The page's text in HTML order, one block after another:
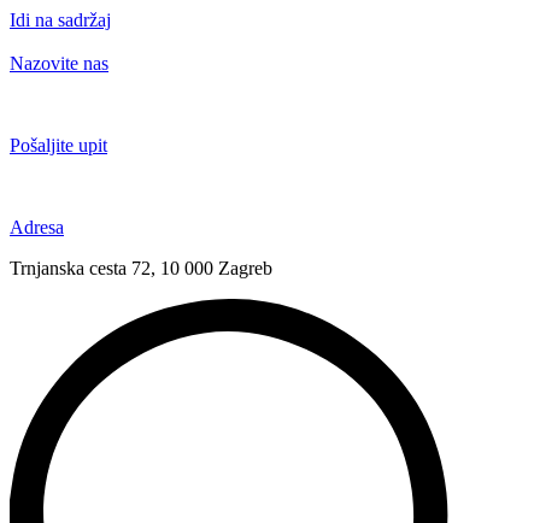
Idi na sadržaj
Nazovite nas
Pošaljite upit
Adresa
Trnjanska cesta 72, 10 000 Zagreb